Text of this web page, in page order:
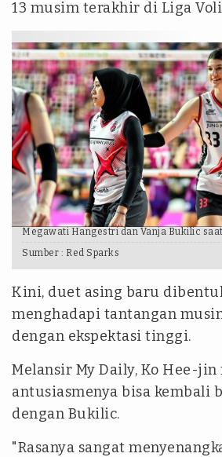
13 musim terakhir di Liga
Megawati Hangestri dan Vanja Bukilic
Sumber : Red Sparks
Kini, duet asing baru
menghadapi tantangan
dengan ekspektasi tinggi.
Melansir My Daily, Ko Hee-
antusiasmenya bisa kembali
dengan Bukilic.
"Rasanya sangat